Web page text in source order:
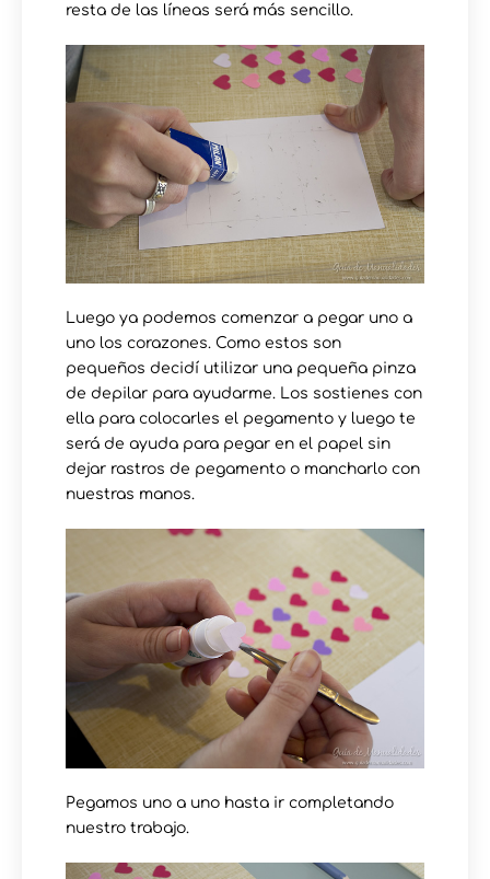
resta de las líneas será más sencillo.
Luego ya podemos comenzar a pegar uno a
uno los corazones. Como estos son
pequeños decidí utilizar una pequeña pinza
de depilar para ayudarme. Los sostienes con
ella para colocarles el pegamento y luego te
será de ayuda para pegar en el papel sin
dejar rastros de pegamento o mancharlo con
nuestras manos.
Pegamos uno a uno hasta ir completando
nuestro trabajo.